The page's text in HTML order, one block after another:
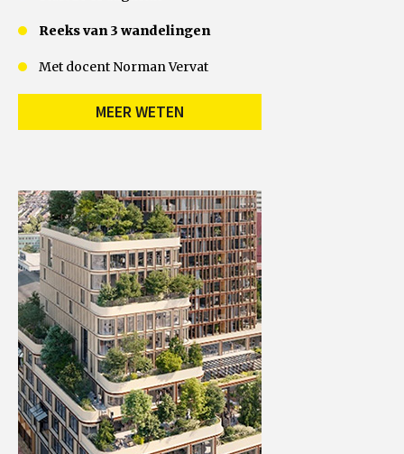
Reeks van 3 wandelingen
Met docent Norman Vervat
MEER WETEN